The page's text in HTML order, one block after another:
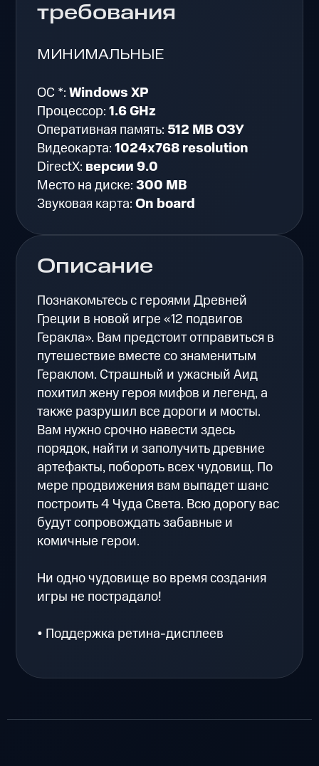
Описание
Познакомьтесь с героями Древней
Греции в новой игре «12 подвигов
Геракла». Вам предстоит отправиться в
путешествие вместе со знаменитым
Гераклом. Страшный и ужасный Аид
похитил жену героя мифов и легенд, а
также разрушил все дороги и мосты.
Вам нужно срочно навести здесь
порядок, найти и заполучить древние
артефакты, побороть всех чудовищ. По
мере продвижения вам выпадет шанс
построить 4 Чуда Света. Всю дорогу вас
будут сопровождать забавные и
комичные герои.
Ни одно чудовище во время создания
игры не пострадало!
• Поддержка ретина-дисплеев
требования
МИНИМАЛЬНЫЕ
ОС *:Windows XP
Процессор:1.6 GHz
Оперативная память:512 MB ОЗУ
Видеокарта:1024x768 resolution
DirectX: версии 9.0
Место на диске:300 MB
Звуковая карта:On board